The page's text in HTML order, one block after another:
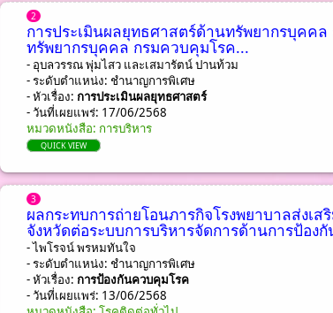
2
การประเมินผลยุทธศาสตร์ด้านทรัพยากรบุคค
ทรัพยากรบุคคล กรมควบคุมโรค...
- อุบลวรรณ พุ่มไสว และเสมารัตน์ ปานท้วม
- ระดับตำแหน่ง: ชํานาญการพิเศษ
- หัวเรื่อง: การประเมินผลยุทธศาสตร์
- วันที่เผยแพร่: 17/06/2568
หมวดหนังสือ: การบริหาร
QUICK VIEW
3
ผลกระทบการถ่ายโอนภารกิจโรงพยาบาลส่งเ
จังหวัดต่อระบบการบริหารจัดการด้านการป้อง
- ไพโรจน์ พรหมทันใจ
- ระดับตำแหน่ง: ชํานาญการพิเศษ
- หัวเรื่อง: การป้องกันควบคุมโรค
- วันที่เผยแพร่: 13/06/2568